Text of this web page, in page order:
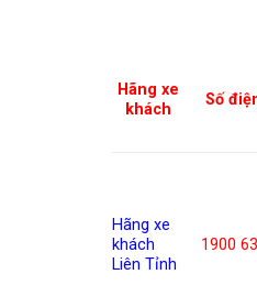
Hãng xe
khách
Số
Hãng xe
khách
Liên Tỉnh
1900